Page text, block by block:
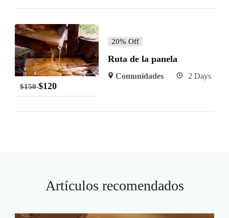
$150 $120
20% Off
Ruta de la panela
Comunidades 2 Days
Artículos recomendados